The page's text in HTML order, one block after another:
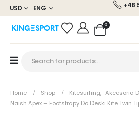
USD ENG +48
0
Home Shop Kitesurfing, Akcesoria
Naish Apex – Footstrapy Do Deski Kite Twin